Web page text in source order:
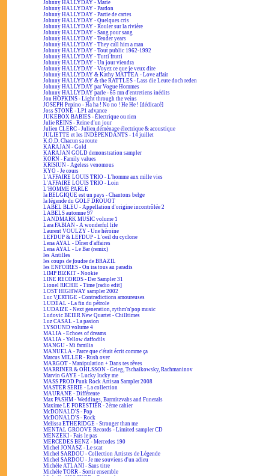
Johnny HALLYDAY - Marie
Johnny HALLYDAY - Pardon
Johnny HALLYDAY - Partie de cartes
Johnny HALLYDAY - Quelques cris
Johnny HALLYDAY - Rouler sur la rivière
Johnny HALLYDAY - Sang pour sang
Johnny HALLYDAY - Tender years
Johnny HALLYDAY - They call him a man
Johnny HALLYDAY - Tout public 1962-1992
Johnny HALLYDAY - Tutti frutti
Johnny HALLYDAY - Un jour viendra
Johnny HALLYDAY - Voyez ce que je veux dire
Johnny HALLYDAY & Kathy MATTEA - Love affair
Johnny HALLYDAY & the RATTLES - Lass die Leute doch reden
Johnny HALLYDAY par Vogue Hommes
Johnny HALLYDAY parle - 65 mn d'entretiens inédits
Jon HOPKINS - Light through the veins
JOSEPH Pepino - Ha ha ! No no ! He He ! [dédicacé]
Joss STONE - LP1 advance
JUKEBOX BABIES - Électrique ou rien
Julie REINS - Reine d'un jour
Julien CLERC - Julien déménage électrique & acoustique
JULIETTE et les INDÉPENDANTS - 14 juillet
K.O.D. Chacun sa route
KARAJAN - Gold
KARAJAN GOLD demonstration sampler
KORN - Family values
KRISIUN - Ageless venomous
KYO - Je cours
L'AFFAIRE LOUIS TRIO - L'homme aux mille vies
L'AFFAIRE LOUIS TRIO - Loin
L'HOMME PARLE
la BELGIQUE est un pays - Chantons belge
la légende du GOLF DROUOT
LABEL BLEU - Appellation d'origine incontrôlée 2
LABELS automne 97
LANDMARK MUSIC volume 1
Lara FABIAN - A wonderful life
Laurent VOULZY - Une héroïne
LEFDUP & LEFDUP - L'oeil du cyclone
Lena AYAL - Dîner d'affaires
Lena AYAL - Le Bar (remix)
les Antilles
les coups de foudre de BRAZIL
les ENFOIRÉS - On ira tous au paradis
LIMP BIZKIT - Nookie
LINE RECORDS - Der Sampler 31
Lionel RICHIE - Time [radio edit]
LOST HIGHWAY sampler 2002
Luc VERTIGE - Contradictions amoureuses
LUDÉAL - La fin du pétrole
LUDAIZE - Next generation, rythm'n'pop music
Ludovic BEIER New Quartet - Chilltimes
Luz CASAL - La pasion
LYSOUND volume 4
MALIA - Echoes of dreams
MALIA - Yellow daffodils
MANGU - Mi familia
MANUELA - Parce que c'était écrit comme ça
Marcus MILLER - Rush over
MARGOT - Manipulation + Dans tes rêves
MARRINER & OHLSSON - Grieg, Tschaikowsky, Rachmaninov
Marvin GAYE - Lucky lucky me
MASS PROD Punk Rock Artisan Sampler 2008
MASTER SERIE - La collection
MAURANE - Différente
Max PASHM - Weddings, Barmitzvahs and Funerals
Maxime LE FORESTIER - 2ème cahier
McDONALD'S - Pop
McDONALD'S - Rock
Melissa ETHERIDGE - Stronger than me
MENTAL GROOVE Records - Limited sampler CD
MENZEKI - Fais le pas
MERCEDES BENZ - Mercedes 190
Michel JONASZ - Le scat
Michel SARDOU - Collection Artistes de Légende
Michel SARDOU - Je me souviens d'un adieu
Michèle ATLANI - Sans titre
Michèle TORR - Sortir ensemble